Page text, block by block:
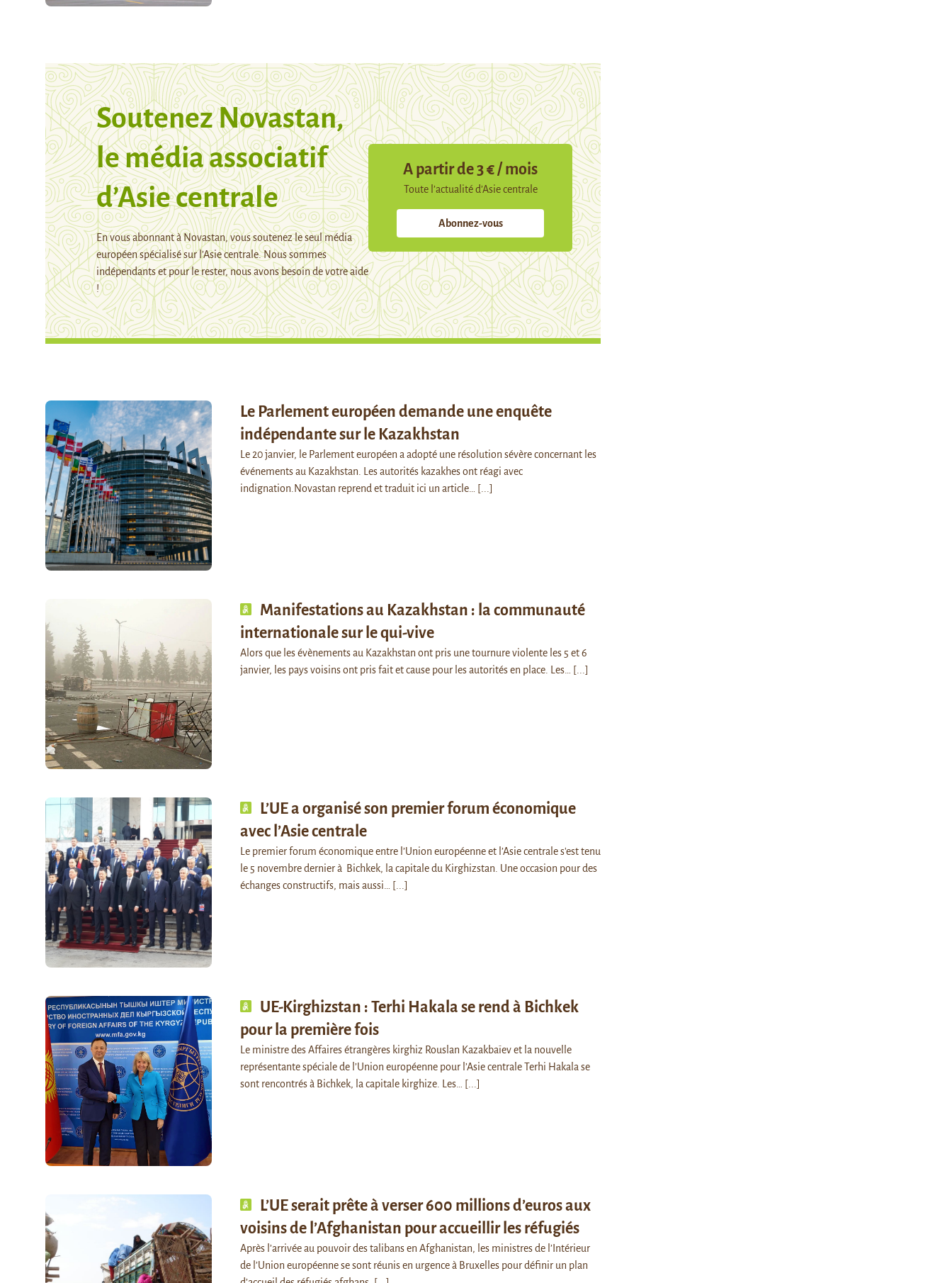
Soutenez Novastan,
le média associatif
d’Asie centrale
En vous abonnant à Novastan, vous soutenez le seul média
européen spécialisé sur l’Asie centrale. Nous sommes
indépendants et pour le rester, nous avons besoin de votre aide
!
A partir de 3 € / mois
Toute l’actualité d’Asie centrale
Abonnez-vous
Le Parlement européen demande une enquête
indépendante sur le Kazakhstan
Le 20 janvier, le Parlement européen a adopté une résolution sévère concernant les
événements au Kazakhstan. Les autorités kazakhes ont réagi avec
indignation.Novastan reprend et traduit ici un article…
[...]
Manifestations au Kazakhstan : la communauté
internationale sur le qui-vive
Alors que les évènements au Kazakhstan ont pris une tournure violente les 5 et 6
janvier, les pays voisins ont pris fait et cause pour les autorités en place. Les…
[...]
L’UE a organisé son premier forum économique
avec l’Asie centrale
Le premier forum économique entre l’Union européenne et l’Asie centrale s'est tenu
le 5 novembre dernier à Bichkek, la capitale du Kirghizstan. Une occasion pour des
échanges constructifs, mais aussi…
[...]
UE-Kirghizstan : Terhi Hakala se rend à Bichkek
pour la première fois
Le ministre des Affaires étrangères kirghiz Rouslan Kazakbaïev et la nouvelle
représentante spéciale de l’Union européenne pour l’Asie centrale Terhi Hakala se
sont rencontrés à Bichkek, la capitale kirghize. Les…
[...]
L’UE serait prête à verser 600 millions d’euros aux
voisins de l’Afghanistan pour accueillir les réfugiés
Après l’arrivée au pouvoir des talibans en Afghanistan, les ministres de l’Intérieur
de l’Union européenne se sont réunis en urgence à Bruxelles pour définir un plan